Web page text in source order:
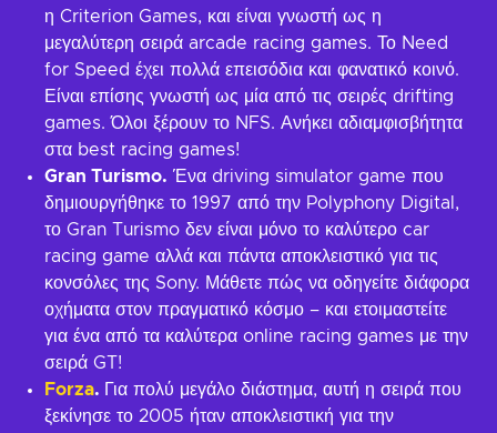
η Criterion Games, και είναι γνωστή ως η
μεγαλύτερη σειρά arcade racing games. Το Need
for Speed έχει πολλά επεισόδια και φανατικό κοινό.
Είναι επίσης γνωστή ως μία από τις σειρές drifting
games. Όλοι ξέρουν το NFS. Ανήκει αδιαμφισβήτητα
στα best racing games!
Gran Turismo. Ένα driving simulator game που
δημιουργήθηκε το 1997 από την Polyphony Digital,
το Gran Turismo δεν είναι μόνο το καλύτερο car
racing game αλλά και πάντα αποκλειστικό για τις
κονσόλες της Sony. Μάθετε πώς να οδηγείτε διάφορα
οχήματα στον πραγματικό κόσμο – και ετοιμαστείτε
για ένα από τα καλύτερα online racing games με την
σειρά GT!
Forza. Για πολύ μεγάλο διάστημα, αυτή η σειρά που
ξεκίνησε το 2005 ήταν αποκλειστική για την